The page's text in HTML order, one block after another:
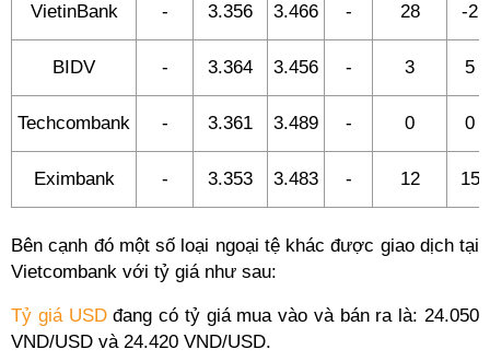
VietinBank - 3.356 3.466 - 28 -2
BIDV - 3.364 3.456 - 3 5
Techcombank - 3.361 3.489 - 0 0
Eximbank - 3.353 3.483 - 12 15
Bên cạnh đó một số loại ngoại tệ khác được giao dịch tại
Vietcombank với tỷ giá như sau:
Tỷ giá USDđang có tỷ giá mua vào và bán ra là: 24.050
VND/USD và 24.420 VND/USD.